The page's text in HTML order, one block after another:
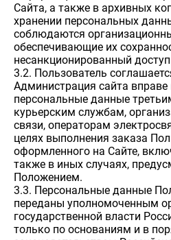
Сайта, а также в архивных
хранении персональных
соблюдаются
обеспечивающие их
несанкционированный
3.2. Пользователь
Администрация сайта вправе
персональные данные
курьерским службам,
связи, операторам
целях выполнения заказа
оформленного на Сайте,
также в иных случаях,
Положением.
3.3. Персональные данные
переданы уполномоченным
государственной власти
только по основаниям и в